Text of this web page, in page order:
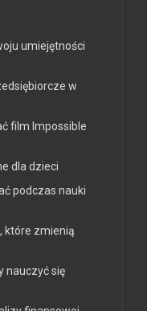
umiejętności
w
film Impossible
dla dzieci
podczas nauki
które zmienią
nauczyć się